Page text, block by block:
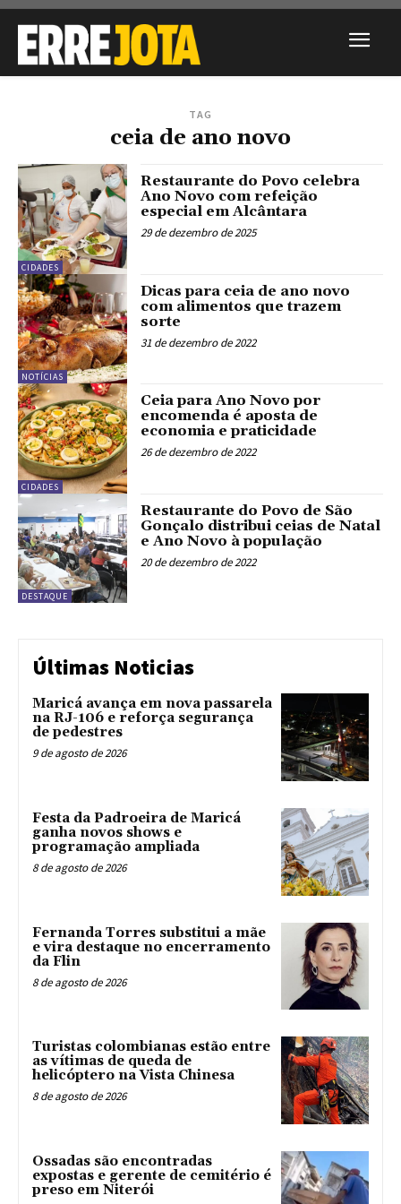
TAG
ceia de ano novo
CIDADES
Restaurante do Povo celebra
Ano Novo com refeição
especial em Alcântara
29 de dezembro de 2025
NOTÍCIAS
Dicas para ceia de ano novo
com alimentos que trazem
sorte
31 de dezembro de 2022
CIDADES
Ceia para Ano Novo por
encomenda é aposta de
economia e praticidade
26 de dezembro de 2022
DESTAQUE
Restaurante do Povo de São
Gonçalo distribui ceias de Natal
e Ano Novo à população
20 de dezembro de 2022
Últimas Noticias
Maricá avança em nova passarela
na RJ-106 e reforça segurança
de pedestres
9 de agosto de 2026
Festa da Padroeira de Maricá
ganha novos shows e
programação ampliada
8 de agosto de 2026
Fernanda Torres substitui a mãe
e vira destaque no encerramento
da Flin
8 de agosto de 2026
Turistas colombianas estão entre
as vítimas de queda de
helicóptero na Vista Chinesa
8 de agosto de 2026
Ossadas são encontradas
expostas e gerente de cemitério é
preso em Niterói